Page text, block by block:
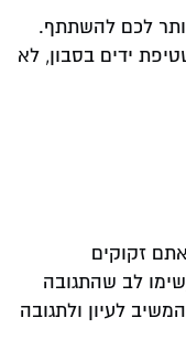
לכם להשתתף.
ידים בסבון, לא
זקוקים
לב שהתגובה
לעיון ולתגובה